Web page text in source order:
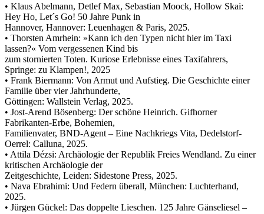
• Klaus Abelmann, Detlef Max, Sebastian Moock, Hollow Skai:
Hey Ho, Let´s Go! 50 Jahre Punk in
Hannover, Hannover: Leuenhagen & Paris, 2025.
• Thorsten Amrhein: »Kann ich den Typen nicht hier im Taxi
lassen?« Vom vergessenen Kind bis
zum stornierten Toten. Kuriose Erlebnisse eines Taxifahrers,
Springe: zu Klampen!, 2025
• Frank Biermann: Von Armut und Aufstieg. Die Geschichte einer
Familie über vier Jahrhunderte,
Göttingen: Wallstein Verlag, 2025.
• Jost-Arend Bösenberg: Der schöne Heinrich. Gifhorner
Fabrikanten-Erbe, Bohemien,
Familienvater, BND-Agent – Eine Nachkriegs Vita, Dedelstorf-
Oerrel: Calluna, 2025.
• Attila Dézsi: Archäologie der Republik Freies Wendland. Zu einer
kritischen Archäologie der
Zeitgeschichte, Leiden: Sidestone Press, 2025.
• Nava Ebrahimi: Und Federn überall, München: Luchterhand,
2025.
• Jürgen Gückel: Das doppelte Lieschen. 125 Jahre Gänseliesel –